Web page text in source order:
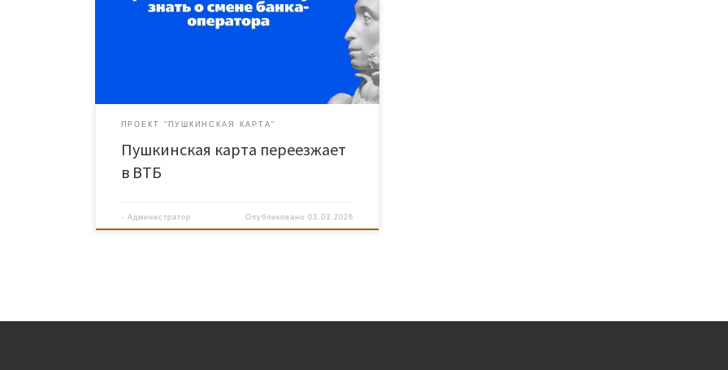
ПРОЕКТ "ПУШКИНСКАЯ КАРТА"
Пушкинская карта переезжает
в ВТБ
-Администратор Опубликовано 03.03.2026